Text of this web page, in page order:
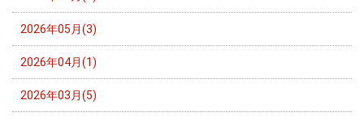
2026年05月(3)
2026年04月(1)
2026年03月(5)